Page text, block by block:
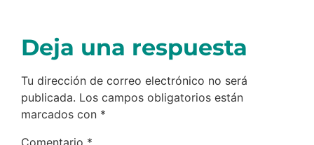
Deja una respuesta
Tu dirección de correo electrónico no será
publicada. Los campos obligatorios están
marcados con *
Comentario *